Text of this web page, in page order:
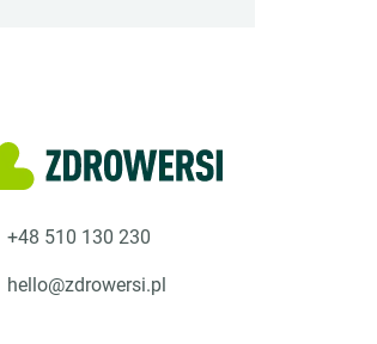
+48 510 130 230
hello@zdrowersi.pl